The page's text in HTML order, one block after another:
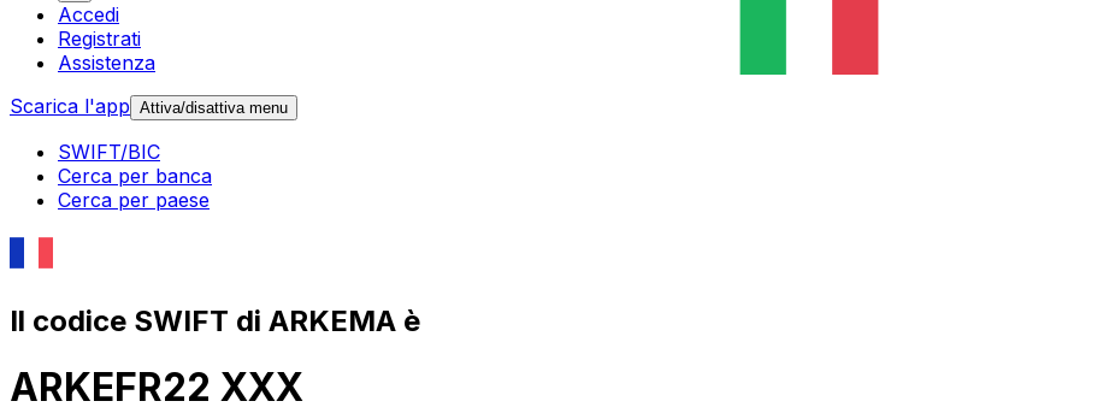
Accedi
Registrati
Assistenza
Scarica l'app Attiva/disattiva menu
SWIFT/BIC
Cerca per banca
Cerca per paese
Il codice SWIFT di ARKEMA è
ARKEFR22 XXX